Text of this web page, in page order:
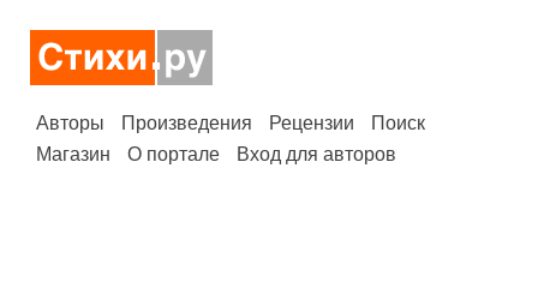
Авторы Произведения Рецензии
Поиск
Магазин
О портале Вход для авторов